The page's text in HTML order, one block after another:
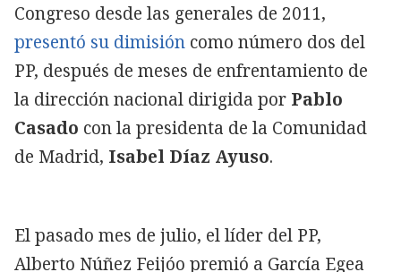
Congreso desde las generales de 2011,
presentó su dimisión como número dos del
PP, después de meses de enfrentamiento de
la dirección nacional dirigida por Pablo
Casado con la presidenta de la Comunidad
de Madrid, Isabel Díaz Ayuso.
El pasado mes de julio, el líder del PP,
Alberto Núñez Feijóo premió a García Egea